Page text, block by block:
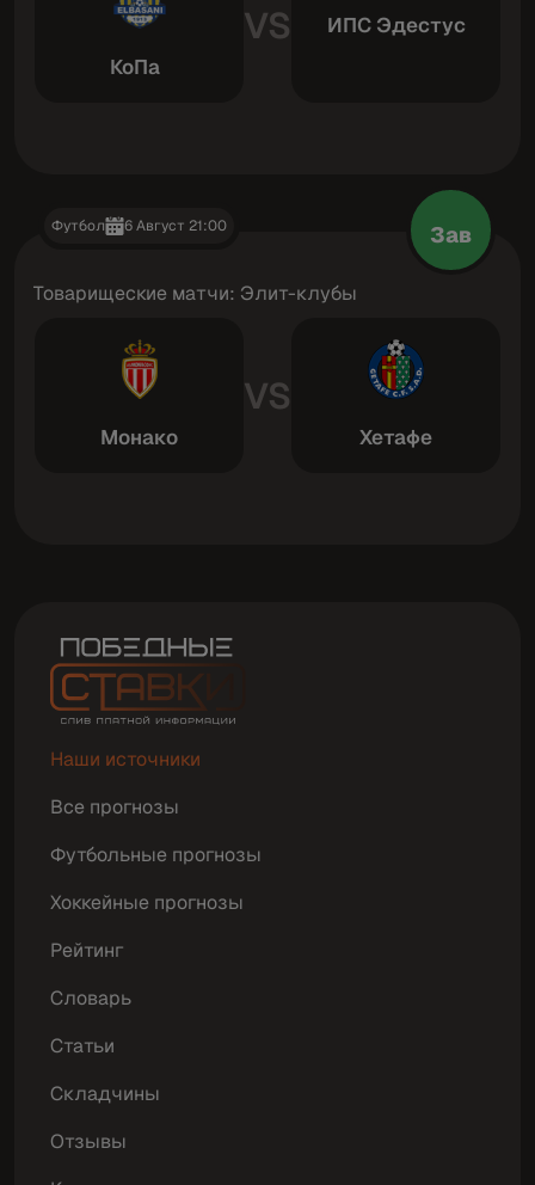
КоПа
VS ИПС Эдестус
Футбол 6 Август 21:00 Зав
Товарищеские матчи: Элит-клубы
Монако
VS
Хетафе
Наши источники
Все прогнозы
Футбольные прогнозы
Хоккейные прогнозы
Рейтинг
Словарь
Статьи
Складчины
Отзывы